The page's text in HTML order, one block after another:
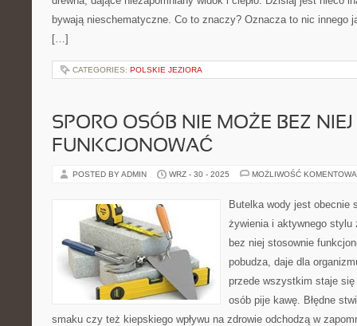
bywają nieschematyczne. Co to znaczy? Oznacza to nic innego
[…]
CATEGORIES: POLSKIE JEZIORA
SPORO OSÓB NIE MOŻE BEZ
FUNKCJONOWAĆ
POSTED BY ADMIN WRZ - 30 - 2025 MOŻLIWOŚĆ
Butelka wody jest obecnie
żywienia i aktywnego stylu
bez niej stosownie
pobudza, daje dla
przede wszystkim staje się
osób pije kawę. Błędne
smaku czy też kiepskiego wpływu na zdrowie odchodzą w